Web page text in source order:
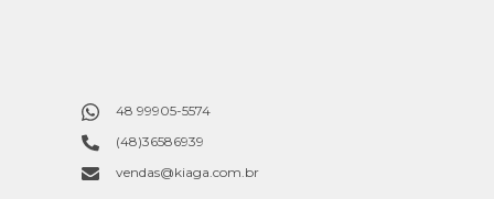
48 99905-5574
(48)36586939
vendas@kiaga.com.br